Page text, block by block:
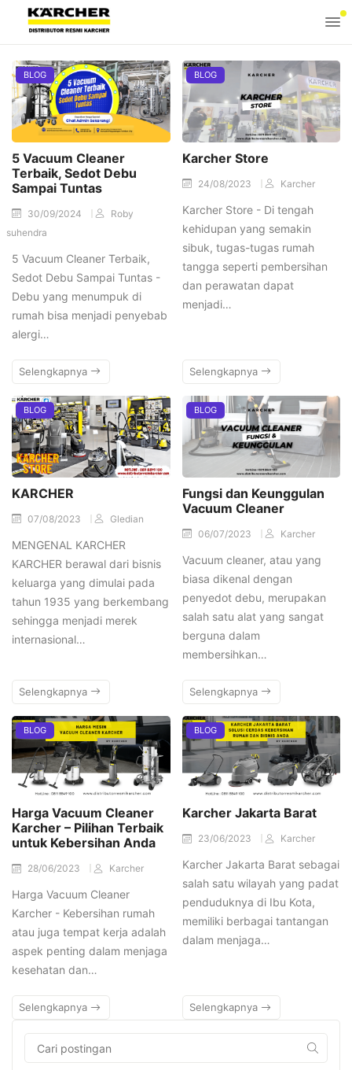
BLOG
5 Vacuum Cleaner
Terbaik, Sedot Debu
Sampai Tuntas
30/09/2024
Roby
suhendra
5 Vacuum Cleaner Terbaik,
Sedot Debu Sampai Tuntas -
Debu yang menumpuk di
rumah bisa menjadi penyebab
alergi…
Selengkapnya
BLOG
Karcher Store
24/08/2023 Karcher
Karcher Store - Di tengah
kehidupan yang semakin
sibuk, tugas-tugas rumah
tangga seperti pembersihan
dan perawatan dapat
menjadi…
Selengkapnya
BLOG
KARCHER
07/08/2023 Gledian
MENGENAL KARCHER
KARCHER berawal dari bisnis
keluarga yang dimulai pada
tahun 1935 yang berkembang
sehingga menjadi merek
internasional…
Selengkapnya
BLOG
Fungsi dan Keunggulan
Vacuum Cleaner
06/07/2023 Karcher
Vacuum cleaner, atau yang
biasa dikenal dengan
penyedot debu, merupakan
salah satu alat yang sangat
berguna dalam
membersihkan…
Selengkapnya
BLOG
Harga Vacuum Cleaner
Karcher – Pilihan Terbaik
untuk Kebersihan Anda
28/06/2023 Karcher
Harga Vacuum Cleaner
Karcher - Kebersihan rumah
atau juga tempat kerja adalah
aspek penting dalam menjaga
kesehatan dan…
Selengkapnya
BLOG
Karcher Jakarta Barat
23/06/2023 Karcher
Karcher Jakarta Barat sebagai
salah satu wilayah yang padat
penduduknya di Ibu Kota,
memiliki berbagai tantangan
dalam menjaga…
Selengkapnya